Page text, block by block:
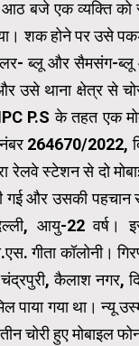
आठ बजे एक व्यक्ति
शक होने पर उसे
ब्लू और सैमसंग-
थाना क्षेत्र से
P.S के तहत एक
264670/2022,
रेलवे स्टेशन से दो
गई और उसकी
आयु-22 वर्ष।
गीता कॉलोनी।
कैलाश नगर,
पाया गया था। न्यू
चोरी हुए मोबाइल